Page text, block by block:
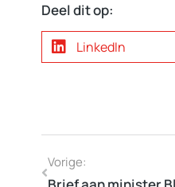
Deel dit op:
LinkedIn
Vorige: